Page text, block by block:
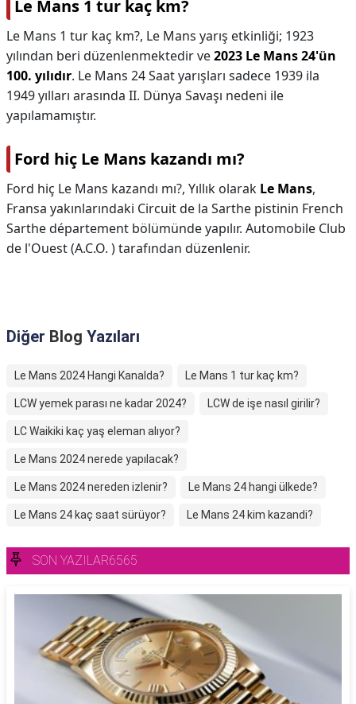
Le Mans 1 tur kaç km?
Le Mans 1 tur kaç km?, Le Mans yarış etkinliği; 1923
yılından beri düzenlenmektedir ve2023 Le Mans 24'ün
100. yılıdır. Le Mans 24 Saat yarışları sadece 1939 ila
1949 yılları arasında II. Dünya Savaşı nedeni ile
yapılamamıştır.
Ford hiç Le Mans kazandı mı?
Ford hiç Le Mans kazandı mı?, Yıllık olarak Le Mans,
Fransa yakınlarındaki Circuit de la Sarthe pistinin French
Sarthe département bölümünde yapılır. Automobile Club
de l'Ouest (A.C.O. ) tarafından düzenlenir.
Diğer Blog Yazıları
Le Mans 2024 Hangi Kanalda? Le Mans 1 tur kaç km?
LCW yemek parası ne kadar 2024? LCW de işe nasıl girilir?
LC Waikiki kaç yaş eleman alıyor?
Le Mans 2024 nerede yapılacak?
Le Mans 2024 nereden izlenir? Le Mans 24 hangi ülkede?
Le Mans 24 kaç saat sürüyor? Le Mans 24 kim kazandi?
SON YAZILAR6565